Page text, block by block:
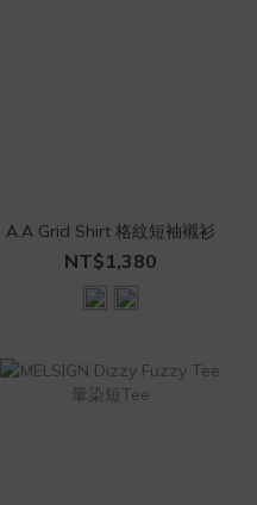
A.A Grid Shirt 格紋短袖襯衫
NT$1,380